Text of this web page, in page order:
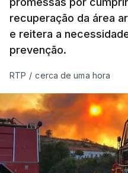
recuperação da área
e reitera a
prevenção.
RTP / cerca de uma hora